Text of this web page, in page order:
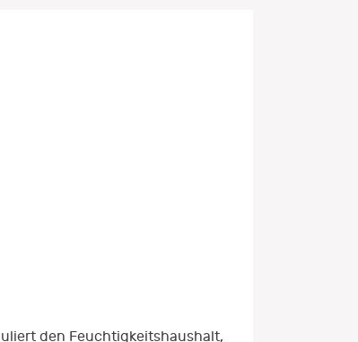
den Feuchtigkeitshaushalt,